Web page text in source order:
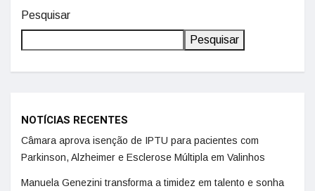
Pesquisar
Pesquisar
NOTÍCIAS RECENTES
Câmara aprova isenção de IPTU para pacientes com
Parkinson, Alzheimer e Esclerose Múltipla em Valinhos
Manuela Genezini transforma a timidez em talento e sonha